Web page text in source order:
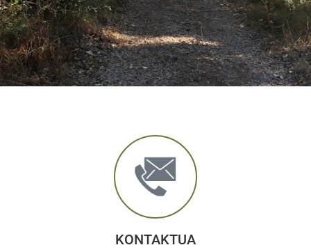
KONTAKTUA